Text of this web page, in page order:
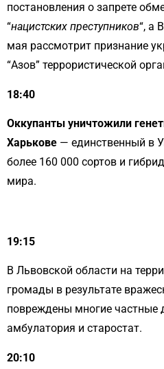
постановления о запрете
“нацистских преступников“, а
мая рассмотрит признание
“Азов” террористической
18:40
Оккупанты уничтожили
Харькове — единственный в
более 160 000 сортов и
мира.
19:15
В Львовской области на
громады в результате
повреждены многие частные
амбулатория и старостат.
20:10